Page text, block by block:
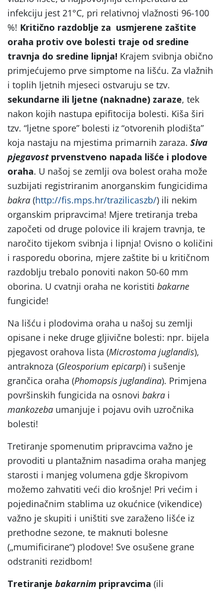
infekciju jest 21°C, pri relativnoj vlažnosti 96-100
%! Kritično razdoblje za usmjerene zaštite
oraha protiv ove bolesti traje od sredine
travnja do sredine lipnja! Krajem svibnja obično
primjećujemo prve simptome na lišću. Za vlažnih
i toplih ljetnih mjeseci ostvaruju se tzv.
sekundarne ili ljetne (naknadne) zaraze, tek
nakon kojih nastupa epifitocija bolesti. Kiša širi
tzv. “ljetne spore” bolesti iz “otvorenih plodišta”
koja nastaju na mjestima primarnih zaraza. Siva
pjegavost prvenstveno napada lišće i plodove
oraha. U našoj se zemlji ova bolest oraha može
suzbijati registriranim anorganskim fungicidima
bakra (http://fis.mps.hr/trazilicaszb/) ili nekim
organskim pripravcima! Mjere tretiranja treba
započeti od druge polovice ili krajem travnja, te
naročito tijekom svibnja i lipnja! Ovisno o količini
i rasporedu oborina, mjere zaštite bi u kritičnom
razdoblju trebalo ponoviti nakon 50-60 mm
oborina. U cvatnji oraha ne koristiti bakarne
fungicide!
Na lišću i plodovima oraha u našoj su zemlji
opisane i neke druge gljivične bolesti: npr. bijela
pjegavost orahova lista (Microstoma juglandis),
antraknoza (Gleosporium epicarpi) i sušenje
grančica oraha (Phomopsis juglandina). Primjena
površinskih fungicida na osnovi bakra i
mankozeba umanjuje i pojavu ovih uzročnika
bolesti!
Tretiranje spomenutim pripravcima važno je
provoditi u plantažnim nasadima oraha manjeg
starosti i manjeg volumena gdje škropivom
možemo zahvatiti veći dio krošnje! Pri većim i
pojedinačnim stablima uz okućnice (vikendice)
važno je skupiti i uništiti sve zaraženo lišće iz
prethodne sezone, te maknuti bolesne
(„mumificirane“) plodove! Sve osušene grane
odstraniti rezidbom!
Tretiranje bakarnim pripravcima (ili